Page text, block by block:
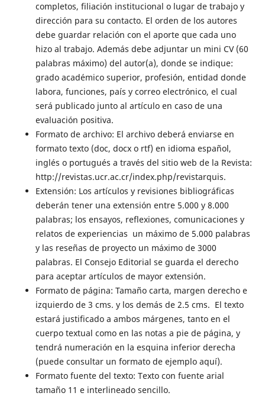
completos, filiación institucional o lugar de trabajo y
dirección para su contacto. El orden de los autores
debe guardar relación con el aporte que cada uno
hizo al trabajo. Además debe adjuntar un mini CV (60
palabras máximo) del autor(a), donde se indique:
grado académico superior, profesión, entidad donde
labora, funciones, país y correo electrónico, el cual
será publicado junto al artículo en caso de una
evaluación positiva.
Formato de archivo: El archivo deberá enviarse en
formato texto (doc, docx o rtf) en idioma español,
inglés o portugués a través del sitio web de la Revista:
http://revistas.ucr.ac.cr/index.php/revistarquis.
Extensión: Los artículos y revisiones bibliográficas
deberán tener una extensión entre 5.000 y 8.000
palabras; los ensayos, reflexiones, comunicaciones y
relatos de experiencias un máximo de 5.000 palabras
y las reseñas de proyecto un máximo de 3000
palabras. El Consejo Editorial se guarda el derecho
para aceptar artículos de mayor extensión.
Formato de página: Tamaño carta, margen derecho e
izquierdo de 3 cms. y los demás de 2.5 cms. El texto
estará justificado a ambos márgenes, tanto en el
cuerpo textual como en las notas a pie de página, y
tendrá numeración en la esquina inferior derecha
(puede consultar un formato de ejemplo aquí).
Formato fuente del texto: Texto con fuente arial
tamaño 11 e interlineado sencillo.